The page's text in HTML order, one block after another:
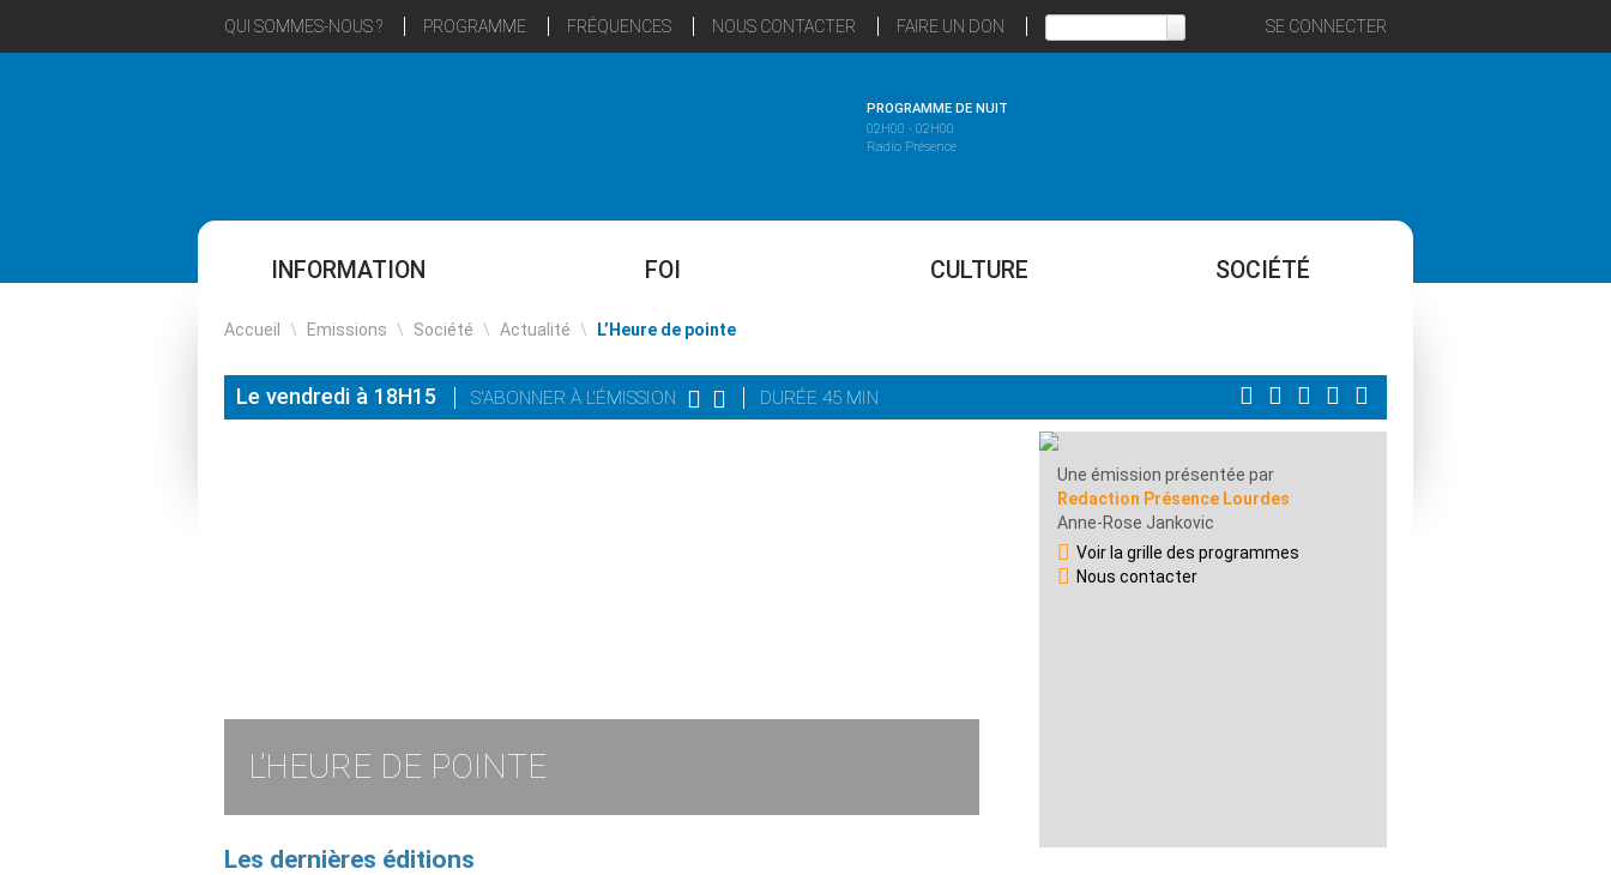
QUI SOMMES-NOUS ? PROGRAMME FRÉQUENCES NOUS CONTACTER FAIRE UN DON SE CONNECTER
PROGRAMME DE NUIT
02H00 - 02H00
Radio Présence
INFORMATION FOI CULTURE SOCIÉTÉ
Accueil \ Emissions \ Société \ Actualité \ L’Heure de pointe
Le vendredi à 18H15 S'ABONNER À L'ÉMISSION DURÉE 45 MIN
L’HEURE DE POINTE
Une émission présentée par
Redaction Présence Lourdes
Anne-Rose Jankovic
Voir la grille des programmes
Nous contacter
Les dernières éditions